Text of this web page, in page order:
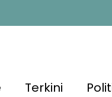
Terkini